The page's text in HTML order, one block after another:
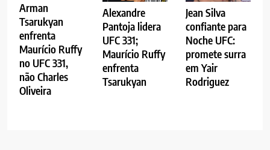
Arman
Tsarukyan
enfrenta
Maurício Ruffy
no UFC 331,
não Charles
Oliveira
Alexandre
Pantoja lidera
UFC 331;
Maurício Ruffy
enfrenta
Tsarukyan
Jean Silva
confiante para
Noche UFC:
promete surra
em Yair
Rodriguez